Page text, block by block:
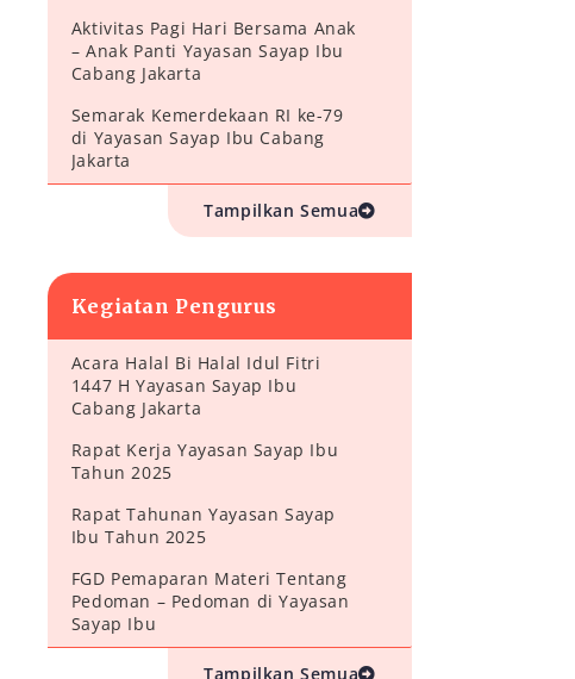
Aktivitas Pagi Hari Bersama Anak
– Anak Panti Yayasan Sayap Ibu
Cabang Jakarta
Semarak Kemerdekaan RI ke-79
di Yayasan Sayap Ibu Cabang
Jakarta
Tampilkan Semua
Kegiatan Pengurus
Acara Halal Bi Halal Idul Fitri
1447 H Yayasan Sayap Ibu
Cabang Jakarta
Rapat Kerja Yayasan Sayap Ibu
Tahun 2025
Rapat Tahunan Yayasan Sayap
Ibu Tahun 2025
FGD Pemaparan Materi Tentang
Pedoman – Pedoman di Yayasan
Sayap Ibu
Tampilkan Semua